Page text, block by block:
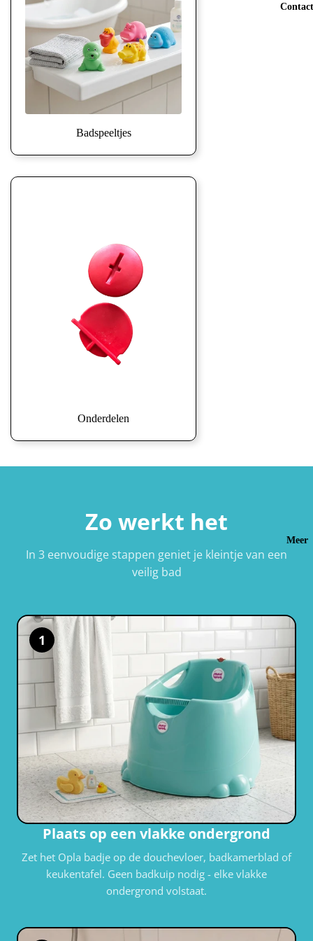
Contact
Meer
Badspeeltjes
Onderdelen
Zo werkt het
In 3 eenvoudige stappen geniet je kleintje van een
veilig bad
1
Plaats op een vlakke ondergrond
Zet het Opla badje op de douchevloer, badkamerblad of
keukentafel. Geen badkuip nodig - elke vlakke
ondergrond volstaat.